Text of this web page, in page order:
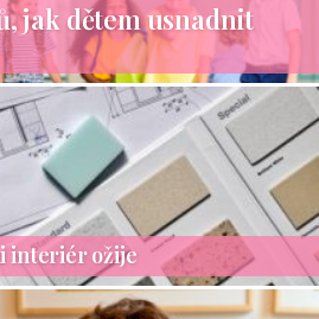
jak dětem usnadnit
interiér ožije